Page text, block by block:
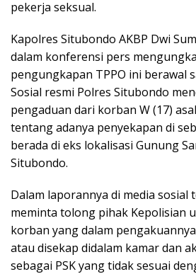
pekerja seksual.
Kapolres Situbondo AKBP Dwi
dalam konferensi pers
pengungkapan TPPO ini berawal
Sosial resmi Polres Situbondo
pengaduan dari korban W (17)
tentang adanya penyekapan di
berada di eks lokalisasi Gunung
Situbondo.
Dalam laporannya di media sosial
meminta tolong pihak Kepolisian
korban yang dalam
atau disekap didalam kamar dan
sebagai PSK yang tidak sesuai